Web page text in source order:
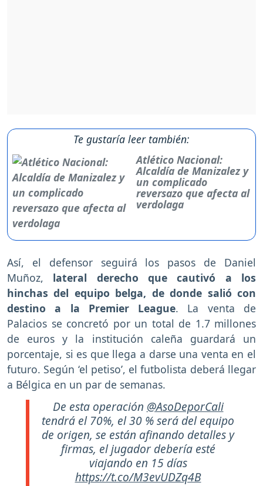
Te gustaría leer también:
Atlético Nacional:
Alcaldía de Manizalez y
un complicado
reversazo que afecta al
verdolaga
Así, el defensor seguirá los pasos de Daniel
Muñoz, lateral derecho que cautivó a los
hinchas del equipo belga, de donde salió con
destino a la Premier League. La venta de
Palacios se concretó por un total de 1.7 millones
de euros y la institución caleña guardará un
porcentaje, si es que llega a darse una venta en el
futuro. Según ‘el petiso’, el futbolista deberá llegar
a Bélgica en un par de semanas.
De esta operación @AsoDeporCali
tendrá el 70%, el 30 % será del equipo
de origen, se están afinando detalles y
firmas, el jugador debería esté
viajando en 15 días
https://t.co/M3evUDZq4B